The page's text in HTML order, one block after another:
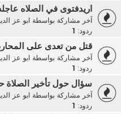
اريدفتوى في الصلاه
آخر مشاركة بواسطة ابو عز
ردود:
قتل من تعدى على
آخر مشاركة بواسطة ابو عز
ردود:
سؤال حول تأخير الصلاة
آخر مشاركة بواسطة ابو عز
ردود: